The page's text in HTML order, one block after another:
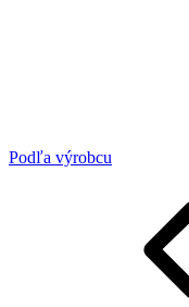
Podľa výrobcu